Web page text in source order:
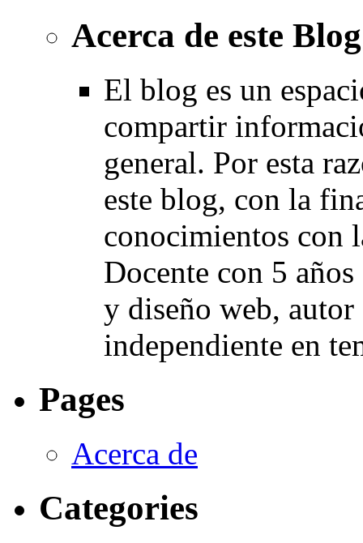
Acerca de este Blog
El blog es un
compartir
general. Por esta
este blog, con la
conocimientos con
Docente con 5
y diseño web,
independiente en
Pages
Acerca de
Categories